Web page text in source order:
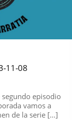
11-08
segundo episodio
vamos a
de la serie […]